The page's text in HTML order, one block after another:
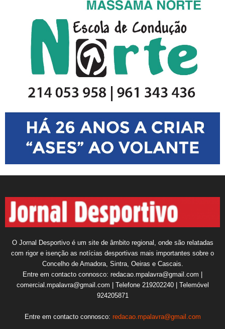
O Jornal Desportivo é um site de âmbito regional, onde são relatadas
com rigor e isenção as notícias desportivas mais importantes sobre o
Concelho de Amadora, Sintra, Oeiras e Cascais.
Entre em contacto connosco: redacao.mpalavra@gmail.com |
comercial.mpalavra@gmail.com | Telefone 219202240 | Telemóvel
924205871
Entre em contacto connosco: redacao.mpalavra@gmail.com